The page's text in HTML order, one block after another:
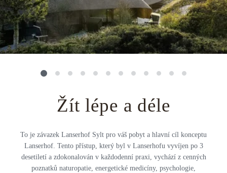
Žít lépe a déle
To je závazek Lanserhof Sylt pro váš pobyt a hlavní cíl konceptu
Lanserhof. Tento přístup, který byl v Lanserhofu vyvíjen po 3
desetiletí a zdokonalován v každodenní praxi, vychází z cenných
poznatků naturopatie, energetické medicíny, psychologie,
Všechny destinace
Private jet
Golfová dovolená
Dovolená na pláži
Privátní vily
Všechny zážitky
Uganda
Island
Botswana
Všechny destinace